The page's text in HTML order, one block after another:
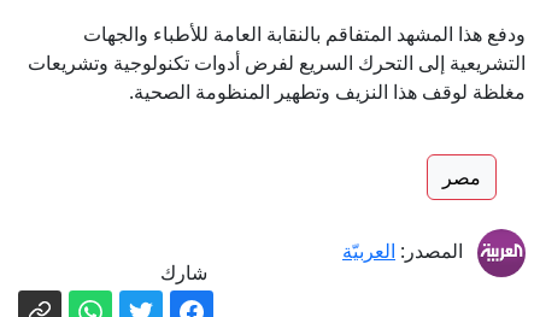
ودفع هذا المشهد المتفاقم بالنقابة العامة للأطباء والجهات
التشريعية إلى التحرك السريع لفرض أدوات تكنولوجية وتشريعات
مغلظة لوقف هذا النزيف وتطهير المنظومة الصحية.
مصر
المصدر: العربيّة
شارك